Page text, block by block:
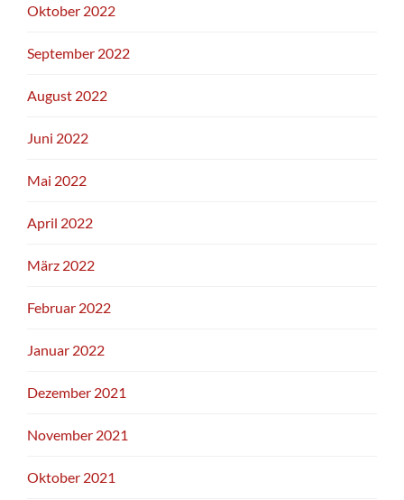
Oktober 2022
September 2022
August 2022
Juni 2022
Mai 2022
April 2022
März 2022
Februar 2022
Januar 2022
Dezember 2021
November 2021
Oktober 2021